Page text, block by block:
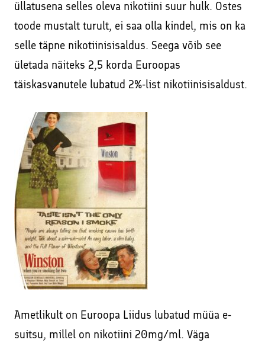
üllatusena selles oleva nikotiini suur hulk. Ostes
toode mustalt turult, ei saa olla kindel, mis on ka
selle täpne nikotiinisisaldus. Seega võib see
ületada näiteks 2,5 korda Euroopas
täiskasvanutele lubatud 2%-list nikotiinisisaldust.
Ametlikult on Euroopa Liidus lubatud müüa e-
suitsu, millel on nikotiini 20mg/ml. Väga